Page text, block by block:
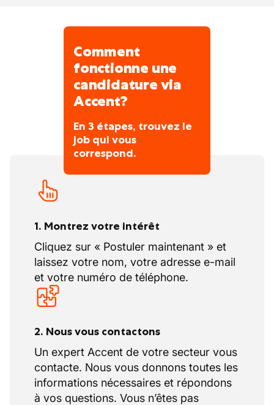
Timbres intempéries
Prime fidélité
Comment
fonctionne une
candidature via
Accent?
En 3 étapes, trouvez le
job qui vous
correspond.
1. Montrez votre intérêt
Cliquez sur « Postuler maintenant » et
laissez votre nom, votre adresse e-mail
et votre numéro de téléphone.
2. Nous vous contactons
Un expert Accent de votre secteur vous
contacte. Nous vous donnons toutes les
informations nécessaires et répondons
à vos questions. Vous n’êtes pas